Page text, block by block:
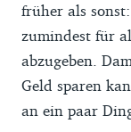
früher als
zumindest für
abzugeben.
Geld sparen
an ein paar